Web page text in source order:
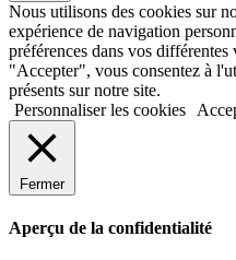
Nous utilisons des cookies sur
expérience de navigation
préférences dans vos
"Accepter", vous consentez à
présents sur notre site.
Personnaliser les cookies
Fermer
Aperçu de la confidentialité